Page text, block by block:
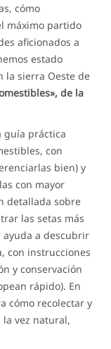
cómo
máximo partido
aficionados a
estado
la sierra Oeste de
de la
guía práctica
con
bien) y
con mayor
detallada sobre
las setas más
ayuda a descubrir
con instrucciones
y conservación
rápido). En
cómo recolectar y
vez natural,